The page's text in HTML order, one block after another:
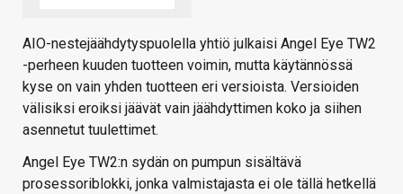
AIO-nestejäähdytyspuolella yhtiö julkaisi Angel Eye TW2
-perheen kuuden tuotteen voimin, mutta käytännössä
kyse on vain yhden tuotteen eri versioista. Versioiden
välisiksi eroiksi jäävät vain jäähdyttimen koko ja siihen
asennetut tuulettimet.
Angel Eye TW2:n sydän on pumpun sisältävä
prosessoriblokki, jonka valmistajasta ei ole tällä hetkellä